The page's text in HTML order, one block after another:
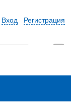
Вход Регистрация